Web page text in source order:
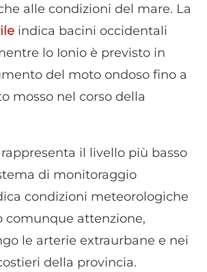
alle condizioni del mare. La
indica bacini occidentali
lo Ionio è previsto in
del moto ondoso fino a
mosso nel corso della
rappresenta il livello più basso
di monitoraggio
condizioni meteorologiche
comunque attenzione,
le arterie extraurbane e nei
della provincia.